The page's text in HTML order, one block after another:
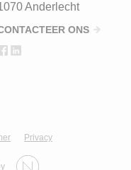
Anderlecht
ONS
Privacy